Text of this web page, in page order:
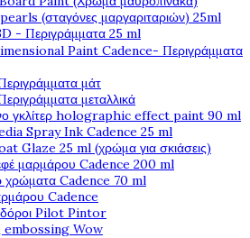
(σταγόνες μαργαριταριών) 25ml
- Περιγράμματα 25 ml
Paint Cadence- Περιγράμματα
μάτ
μεταλλικά
γκλίτερ holographic effect paint 90 ml
Spray Ink Cadence 25 ml
Glaze 25 ml (χρώμα για σκιάσεις)
μαρμάρου Cadence 200 ml
χρώματα Cadence 70 ml
Cadence
Pilot Pintor
embossing Wow